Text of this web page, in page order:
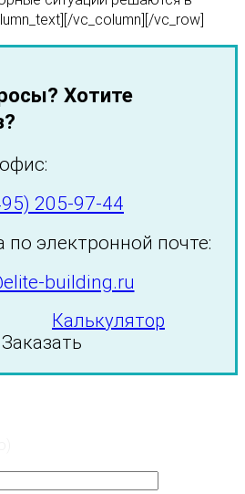
vc_column][/vc_row]
Хотите
205-97-44
электронной почте:
building.ru
Калькулятор
Заказать